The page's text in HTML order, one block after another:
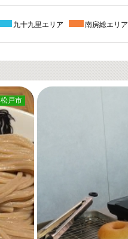
九十九里エリア 南房総エリア
松戸市